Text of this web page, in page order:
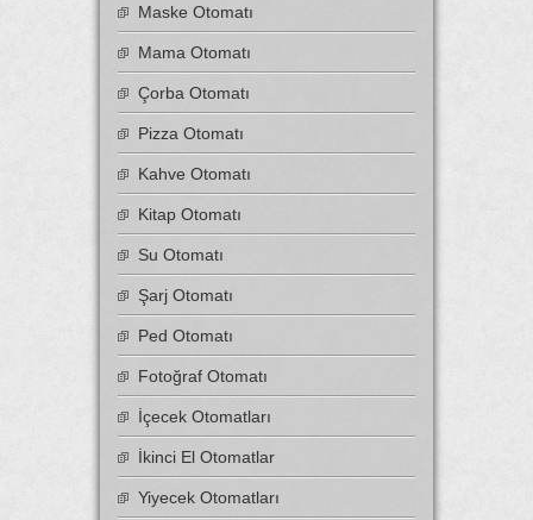
Maske Otomatı
Mama Otomatı
Çorba Otomatı
Pizza Otomatı
Kahve Otomatı
Kitap Otomatı
Su Otomatı
Şarj Otomatı
Ped Otomatı
Fotoğraf Otomatı
İçecek Otomatları
İkinci El Otomatlar
Yiyecek Otomatları